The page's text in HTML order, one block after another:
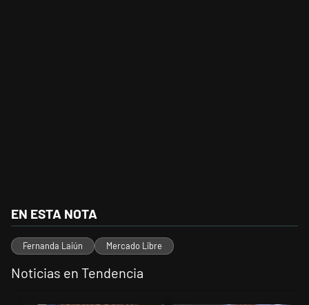
EN ESTA NOTA
Fernanda Laiún Mercado Libre
Noticias en Tendencia